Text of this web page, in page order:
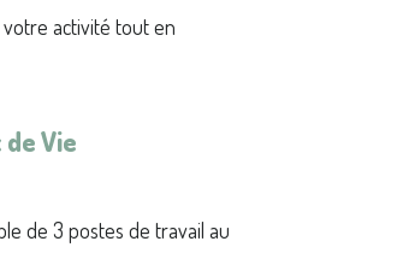
votre activité tout en
Vie
de 3 postes de travail au